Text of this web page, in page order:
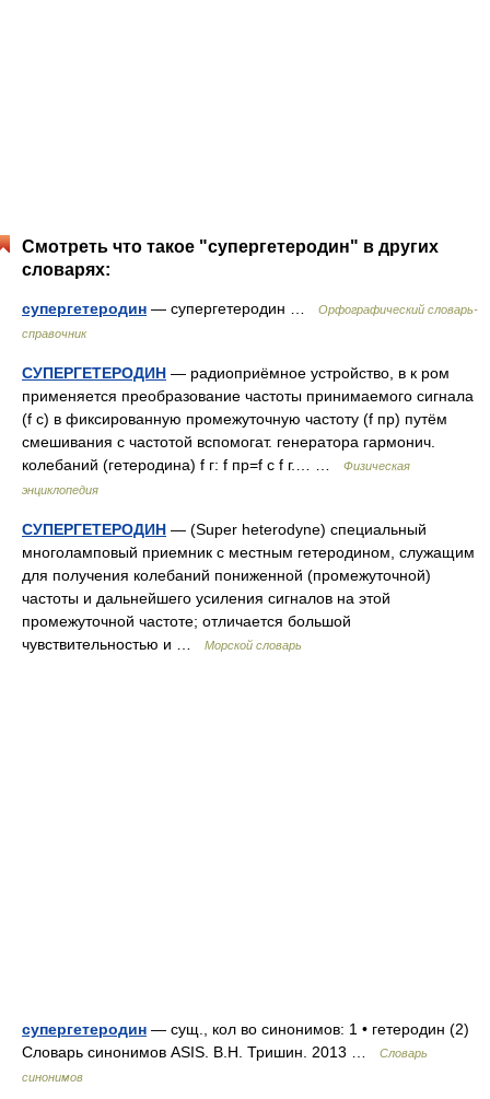
Смотреть что такое "супергетеродин" в других
словарях:
супергетеродин — супергетеродин …
Орфографический словарь-
справочник
СУПЕРГЕТЕРОДИН — радиоприёмное устройство, в к ром
применяется преобразование частоты принимаемого сигнала
(f с) в фиксированную промежуточную частоту (f пр) путём
смешивания с частотой вспомогат. генератора гармонич.
колебаний (гетеродина) f г: f пр=f с f г.… …
Физическая
энциклопедия
СУПЕРГЕТЕРОДИН — (Super heterodyne) специальный
многоламповый приемник с местным гетеродином, служащим
для получения колебаний пониженной (промежуточной)
частоты и дальнейшего усиления сигналов на этой
промежуточной частоте; отличается большой
чувствительностью и …
Морской словарь
супергетеродин — сущ., кол во синонимов: 1 • гетеродин (2)
Словарь синонимов ASIS. В.Н. Тришин. 2013 …
Словарь
синонимов